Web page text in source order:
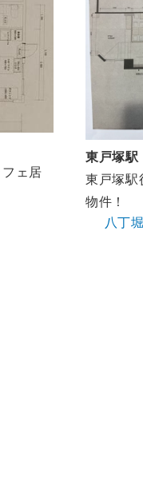
ェ居
東戸塚
東戸塚駅
物件！
八丁